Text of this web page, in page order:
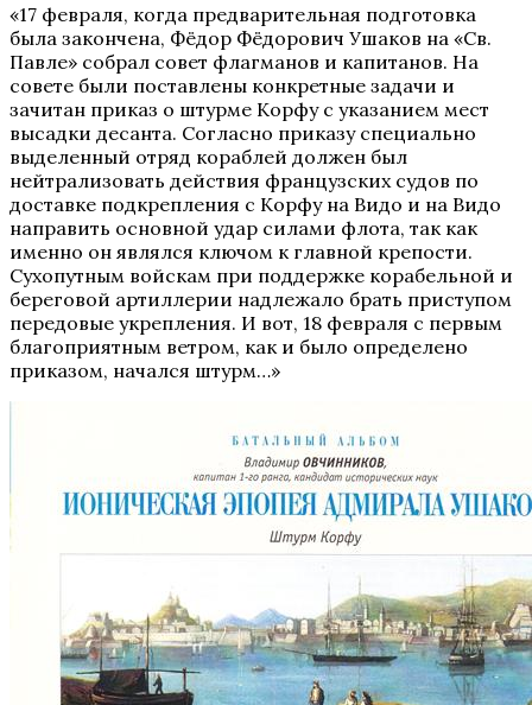
«17 февраля, когда предварительная подготовка
была закончена, Фёдор Фёдорович Ушаков на «Св.
Павле» собрал совет флагманов и капитанов. На
совете были поставлены конкретные задачи и
зачитан приказ о штурме Корфу с указанием мест
высадки десанта. Согласно приказу специально
выделенный отряд кораблей должен был
нейтрализовать действия французских судов по
доставке подкрепления с Корфу на Видо и на Видо
направить основной удар силами флота, так как
именно он являлся ключом к главной крепости.
Сухопутным войскам при поддержке корабельной и
береговой артиллерии надлежало брать приступом
передовые укрепления. И вот, 18 февраля с первым
благоприятным ветром, как и было определено
приказом, начался штурм…»